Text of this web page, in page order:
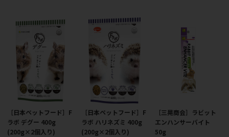
［日本ペットフード］F
ラボ デグー 400g
(200g×2個入り)
［日本ペットフード］F
ラボ ハリネズミ 400g
(200g×2個入り)
［三晃商会］ラビット
エンハンサーバイト
50g